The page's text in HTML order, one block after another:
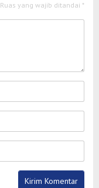
Ruas yang wajib ditandai *